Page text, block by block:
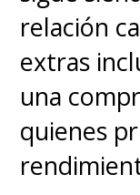
EMUI es
usar, sin
persisten
por
donde
relación
extras
una
quienes